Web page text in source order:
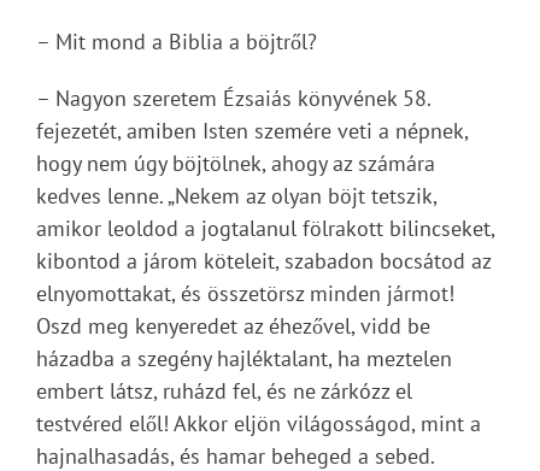
– Mit mond a Biblia a böjtről?
– Nagyon szeretem Ézsaiás könyvének 58.
fejezetét, amiben Isten szemére veti a népnek,
hogy nem úgy böjtölnek, ahogy az számára
kedves lenne. „Nekem az olyan böjt tetszik,
amikor leoldod a jogtalanul fölrakott bilincseket,
kibontod a járom köteleit, szabadon bocsátod az
elnyomottakat, és összetörsz minden jármot!
Oszd meg kenyeredet az éhezővel, vidd be
házadba a szegény hajléktalant, ha meztelen
embert látsz, ruházd fel, és ne zárkózz el
testvéred elől! Akkor eljön világosságod, mint a
hajnalhasadás, és hamar beheged a sebed.